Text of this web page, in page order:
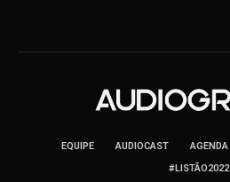
EQUIPE AUDIOCAST AGENDA
#LISTÃO2022